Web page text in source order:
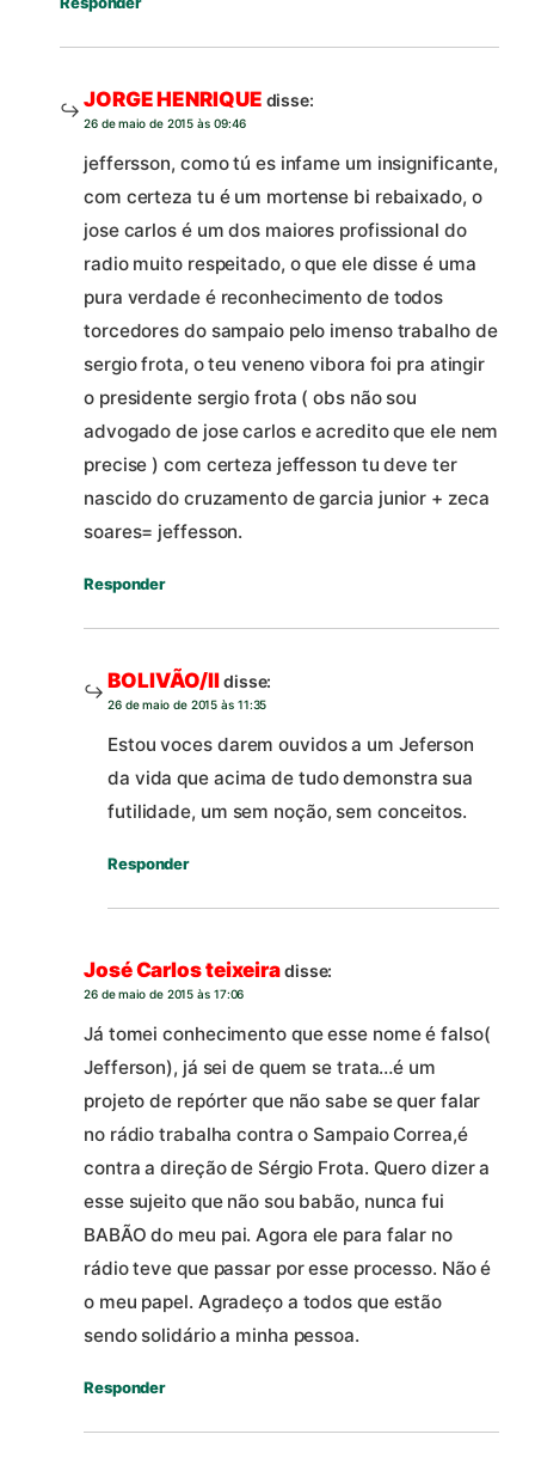
JORGE HENRIQUE disse:
26 de maio de 2015 às 09:46
jeffersson, como tú es infame um insignificante,
com certeza tu é um mortense bi rebaixado, o
jose carlos é um dos maiores profissional do
radio muito respeitado, o que ele disse é uma
pura verdade é reconhecimento de todos
torcedores do sampaio pelo imenso trabalho de
sergio frota, o teu veneno vibora foi pra atingir
o presidente sergio frota ( obs não sou
advogado de jose carlos e acredito que ele nem
precise ) com certeza jeffesson tu deve ter
nascido do cruzamento de garcia junior + zeca
soares= jeffesson.
Responder
BOLIVÃO/IIdisse:
26 de maio de 2015 às 11:35
Estou voces darem ouvidos a um Jeferson
da vida que acima de tudo demonstra sua
futilidade, um sem noção, sem conceitos.
Responder
José Carlos teixeiradisse:
26 de maio de 2015 às 17:06
Já tomei conhecimento que esse nome é falso(
Jefferson), já sei de quem se trata…é um
projeto de repórter que não sabe se quer falar
no rádio trabalha contra o Sampaio Correa,é
contra a direção de Sérgio Frota. Quero dizer a
esse sujeito que não sou babão, nunca fui
BABÃO do meu pai. Agora ele para falar no
rádio teve que passar por esse processo. Não é
o meu papel. Agradeço a todos que estão
sendo solidário a minha pessoa.
Responder